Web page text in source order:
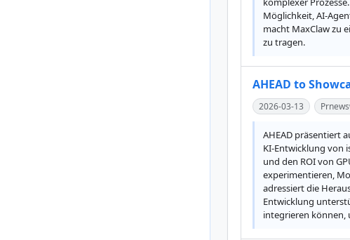
Möglichkeit, AI-
macht MaxClaw zu
zu tragen.
AHEAD to
2026-03-13
AHEAD präsentiert
KI-Entwicklung von
und den ROI von
experimentieren,
adressiert die
Entwicklung
integrieren können,